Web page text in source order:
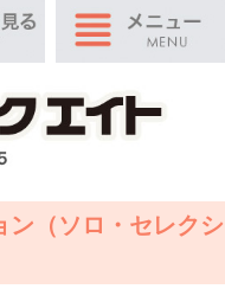
ン（ソロ・セレクシ